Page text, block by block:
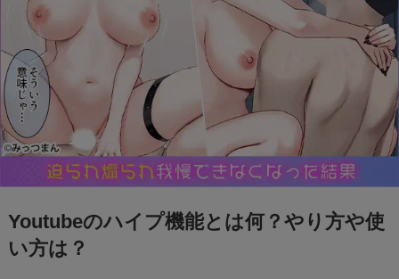
Youtubeのハイプ機能とは何？やり方や使
い方は？